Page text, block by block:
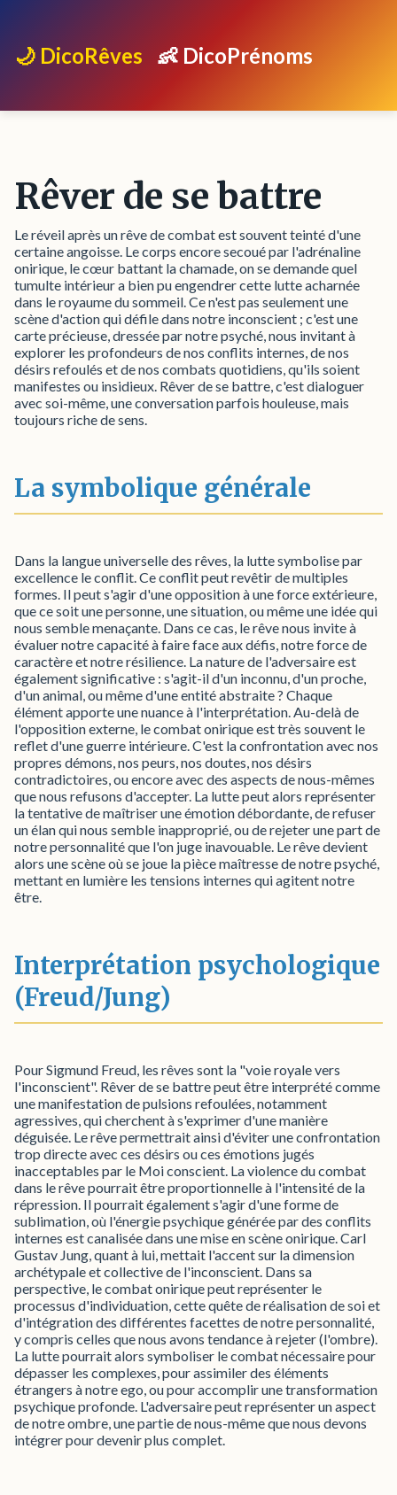
🌙 DicoRêves 👶 DicoPrénoms
Rêver de se battre
Le réveil après un rêve de combat est souvent teinté d'une
certaine angoisse. Le corps encore secoué par l'adrénaline
onirique, le cœur battant la chamade, on se demande quel
tumulte intérieur a bien pu engendrer cette lutte acharnée
dans le royaume du sommeil. Ce n'est pas seulement une
scène d'action qui défile dans notre inconscient ; c'est une
carte précieuse, dressée par notre psyché, nous invitant à
explorer les profondeurs de nos conflits internes, de nos
désirs refoulés et de nos combats quotidiens, qu'ils soient
manifestes ou insidieux. Rêver de se battre, c'est dialoguer
avec soi-même, une conversation parfois houleuse, mais
toujours riche de sens.
La symbolique générale
Dans la langue universelle des rêves, la lutte symbolise par
excellence le conflit. Ce conflit peut revêtir de multiples
formes. Il peut s'agir d'une opposition à une force extérieure,
que ce soit une personne, une situation, ou même une idée qui
nous semble menaçante. Dans ce cas, le rêve nous invite à
évaluer notre capacité à faire face aux défis, notre force de
caractère et notre résilience. La nature de l'adversaire est
également significative : s'agit-il d'un inconnu, d'un proche,
d'un animal, ou même d'une entité abstraite ? Chaque
élément apporte une nuance à l'interprétation. Au-delà de
l'opposition externe, le combat onirique est très souvent le
reflet d'une guerre intérieure. C'est la confrontation avec nos
propres démons, nos peurs, nos doutes, nos désirs
contradictoires, ou encore avec des aspects de nous-mêmes
que nous refusons d'accepter. La lutte peut alors représenter
la tentative de maîtriser une émotion débordante, de refuser
un élan qui nous semble inapproprié, ou de rejeter une part de
notre personnalité que l'on juge inavouable. Le rêve devient
alors une scène où se joue la pièce maîtresse de notre psyché,
mettant en lumière les tensions internes qui agitent notre
être.
Interprétation psychologique
(Freud/Jung)
Pour Sigmund Freud, les rêves sont la "voie royale vers
l'inconscient". Rêver de se battre peut être interprété comme
une manifestation de pulsions refoulées, notamment
agressives, qui cherchent à s'exprimer d'une manière
déguisée. Le rêve permettrait ainsi d'éviter une confrontation
trop directe avec ces désirs ou ces émotions jugés
inacceptables par le Moi conscient. La violence du combat
dans le rêve pourrait être proportionnelle à l'intensité de la
répression. Il pourrait également s'agir d'une forme de
sublimation, où l'énergie psychique générée par des conflits
internes est canalisée dans une mise en scène onirique. Carl
Gustav Jung, quant à lui, mettait l'accent sur la dimension
archétypale et collective de l'inconscient. Dans sa
perspective, le combat onirique peut représenter le
processus d'individuation, cette quête de réalisation de soi et
d'intégration des différentes facettes de notre personnalité,
y compris celles que nous avons tendance à rejeter (l'ombre).
La lutte pourrait alors symboliser le combat nécessaire pour
dépasser les complexes, pour assimiler des éléments
étrangers à notre ego, ou pour accomplir une transformation
psychique profonde. L'adversaire peut représenter un aspect
de notre ombre, une partie de nous-même que nous devons
intégrer pour devenir plus complet.